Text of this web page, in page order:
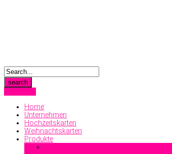
Home
Unternehmen
Hochzeitskarten
Weihnachtskarten
Produkte